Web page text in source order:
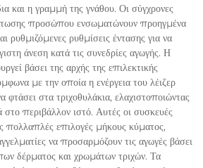
και η γραμμή της γνάθου. Οι σύγχρονες
προσώπου ενσωματώνουν προηγμένα
ρυθμιζόμενες ρυθμίσεις έντασης για να
άνεση κατά τις συνεδρίες αγωγής. Η
βάσει της αρχής της επιλεκτικής
με την οποία η ενέργεια του λέιζερ
φτάσει στα τριχοθυλάκια, ελαχιστοποιώντας
περιβάλλον ιστό. Αυτές οι συσκευές
πολλαπλές επιλογές μήκους κύματος,
να προσαρμόζουν τις αγωγές βάσει
δέρματος και χρωμάτων τριχών. Τα